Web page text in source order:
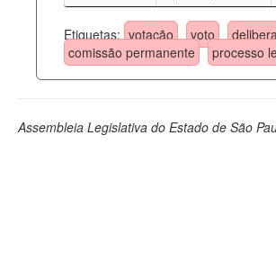
Etiquetas: votação voto
comissão permanente
processo
Assembleia Legislativa do Estado de São